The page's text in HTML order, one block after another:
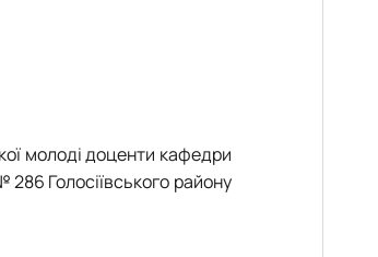
молоді доценти кафедри
286 Голосіївського району